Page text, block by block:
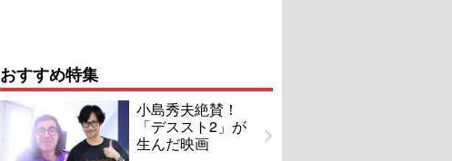
おすすめ特集
小島秀夫絶賛！
「デススト2」が
生んだ映画